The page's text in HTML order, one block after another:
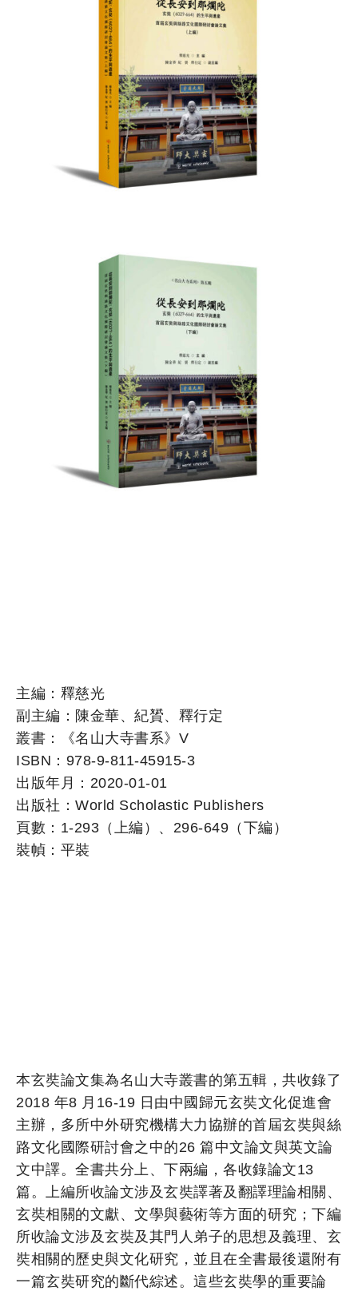
主編：釋慈光
副主編：陳金華、紀贇、釋行定
叢書：《名山大寺書系》V
ISBN：978-9-811-45915-3
出版年月：2020-01-01
出版社：World Scholastic Publishers
頁數：1-293（上編）、296-649（下編）
裝幀：平裝
本玄奘論文集為名山大寺叢書的第五輯，共收錄了
2018 年8 月16-19 日由中國歸元玄奘文化促進會
主辦，多所中外研究機構大力協辦的首屆玄奘與絲
路文化國際研討會之中的26 篇中文論文與英文論
文中譯。全書共分上、下兩編，各收錄論文13
篇。上編所收論文涉及玄奘譯著及翻譯理論相關、
玄奘相關的文獻、文學與藝術等方面的研究；下編
所收論文涉及玄奘及其門人弟子的思想及義理、玄
奘相關的歷史與文化研究，並且在全書最後還附有
一篇玄奘研究的斷代綜述。這些玄奘學的重要論